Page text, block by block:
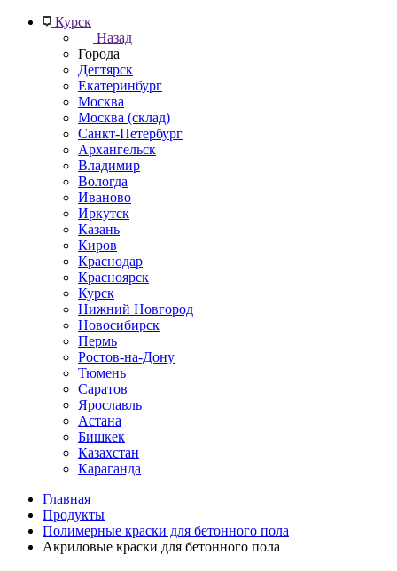
Курск
Назад
Города
Дегтярск
Екатеринбург
Москва
Москва (склад)
Санкт-Петербург
Архангельск
Владимир
Вологда
Иваново
Иркутск
Казань
Киров
Краснодар
Красноярск
Курск
Нижний Новгород
Новосибирск
Пермь
Ростов-на-Дону
Тюмень
Саратов
Ярославль
Астана
Бишкек
Казахстан
Караганда
Главная
Продукты
Полимерные краски для бетонного пола
Акриловые краски для бетонного пола